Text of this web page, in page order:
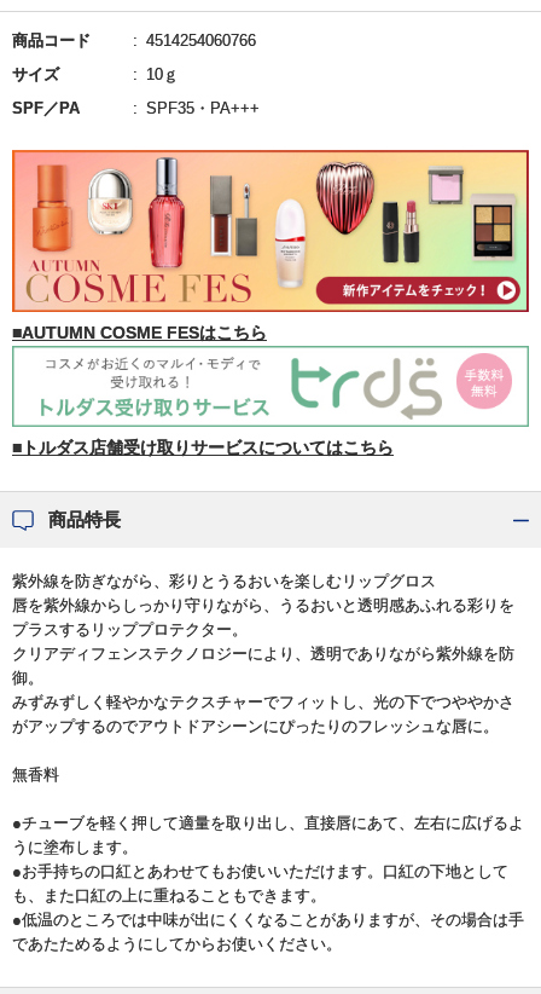
商品コード
4514254060766
サイズ
10ｇ
SPF／PA
SPF35・PA+++
■AUTUMN COSME FESはこちら
■トルダス店舗受け取りサービスについてはこちら
商品特長
紫外線を防ぎながら、彩りとうるおいを楽しむリップグロス
唇を紫外線からしっかり守りながら、うるおいと透明感あふれる彩りを
プラスするリッププロテクター。
クリアディフェンステクノロジーにより、透明でありながら紫外線を防
御。
みずみずしく軽やかなテクスチャーでフィットし、光の下でつややかさ
がアップするのでアウトドアシーンにぴったりのフレッシュな唇に。
無香料
●チューブを軽く押して適量を取り出し、直接唇にあて、左右に広げるよ
うに塗布します。
●お手持ちの口紅とあわせてもお使いいただけます。口紅の下地として
も、また口紅の上に重ねることもできます。
●低温のところでは中味が出にくくなることがありますが、その場合は手
であたためるようにしてからお使いください。